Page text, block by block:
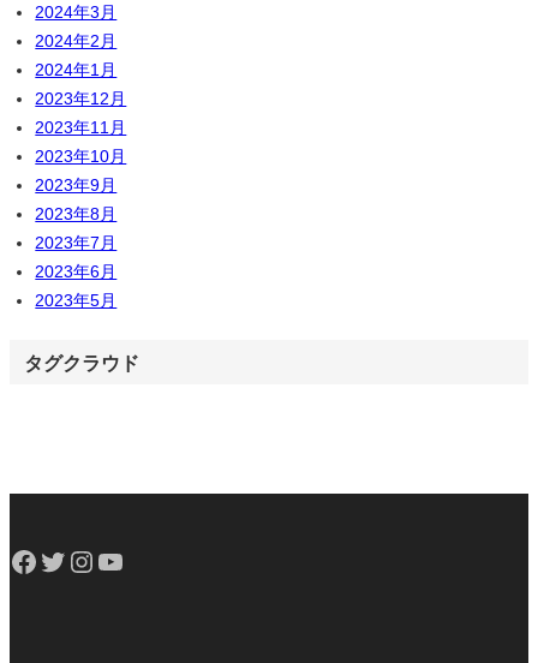
2024年3月
2024年2月
2024年1月
2023年12月
2023年11月
2023年10月
2023年9月
2023年8月
2023年7月
2023年6月
2023年5月
タグクラウド
Facebook Twitter Instagram YouTube